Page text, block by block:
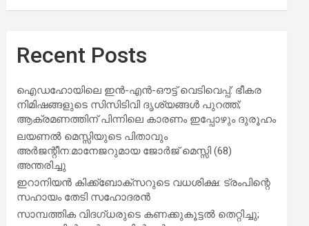
Recent Posts
ഐഡഹോയിലെ ഇൻ-എൻ-ഔട്ട് വെടിവെപ്പ്: ഭീകര
നിമിഷങ്ങളുടെ സിസിടിവി ദൃശ്യങ്ങൾ പുറത്ത്;
ആക്രമണത്തിന് പിന്നിലെ കാരണം ഇപ്പോഴും ദുരൂഹം
ലയണൽ മെസ്സിയുടെ പിതാവും
അർജന്റീന:മാനേജറുമായ ജോർജ് മെസ്സി (68)
അന്തരിച്ചു
ഇറാനിയൻ കിക്ക്ബോക്സറുടെ വധശിക്ഷ: ട്രംപിന്റെ
സഹായം തേടി സഹോദരൻ
സാമ്പത്തിക വിദഗ്ധരുടെ കണക്കുകൂട്ടൽ തെറ്റിച്ചു;